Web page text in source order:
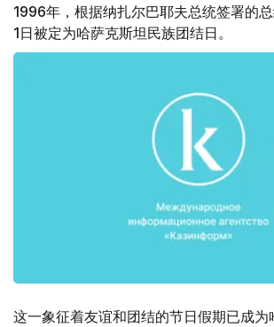
1996年，根据纳扎尔巴耶夫总统签署的
1日被定为哈萨克斯坦民族团结日。
这一象征着友谊和团结的节日假期已成